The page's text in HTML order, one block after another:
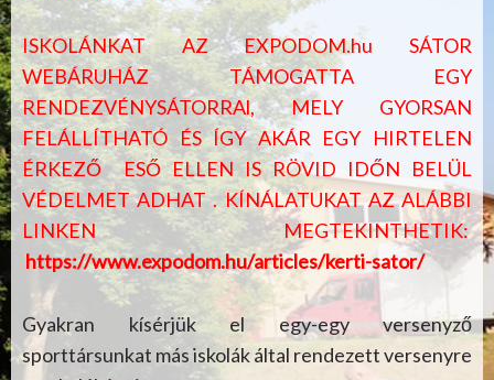
ISKOLÁNKAT AZ EXPODOM.hu SÁTOR
WEBÁRUHÁZ TÁMOGATTA EGY
RENDEZVÉNYSÁTORRAl, MELY GYORSAN
FELÁLLÍTHATÓ ÉS ÍGY AKÁR EGY HIRTELEN
ÉRKEZŐ ESŐ ELLEN IS RÖVID IDŐN BELÜL
VÉDELMET ADHAT . KÍNÁLATUKAT AZ ALÁBBI
LINKEN MEGTEKINTHETIK:
https://www.expodom.hu/articles/kerti-sator/
Gyakran kísérjük el egy-egy versenyző
sporttársunkat más iskolák által rendezett versenyre